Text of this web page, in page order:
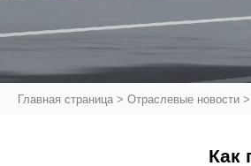
Главная страница > Отраслевые новости >
Как